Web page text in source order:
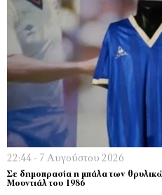
22:44 - 7 Αυγούστου 2026
Σε δημοπρασία η μπάλα των
Μουντιάλ του 1986